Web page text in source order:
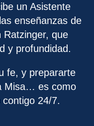
un Asistente
enseñanzas de
Ratzinger, que
y profundidad.
fe, y prepararte
Misa… es como
24/7.